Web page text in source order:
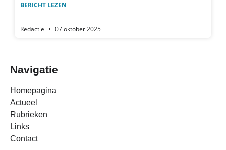
BERICHT LEZEN
Redactie 07 oktober 2025
Navigatie
Homepagina
Actueel
Rubrieken
Links
Contact